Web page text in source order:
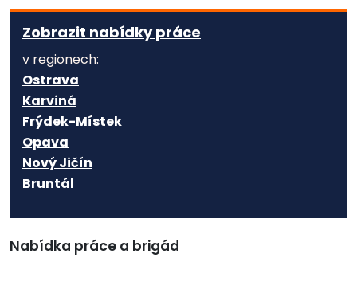
Zobrazit nabídky práce
v regionech:
Ostrava
Karviná
Frýdek-Místek
Opava
Nový Jičín
Bruntál
Nabídka práce a brigád